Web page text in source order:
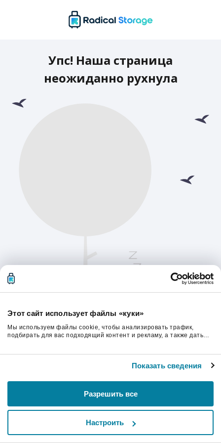
Этот сайт использует файлы «куки»
Мы используем файлы cookie, чтобы анализировать трафик,
подбирать для вас подходящий контент и рекламу, а также дать
и веб-аналитикой. Наши партнеры могут комбинировать эти
данными, которые они получили при использовании вами их
Показать сведения
Разрешить все
Настроить
Упс! Наша страница
неожиданно рухнула
Пожалуйста, обновите страницу, чтобы
продолжить.
Обновить